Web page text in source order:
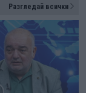
Разгледай всички